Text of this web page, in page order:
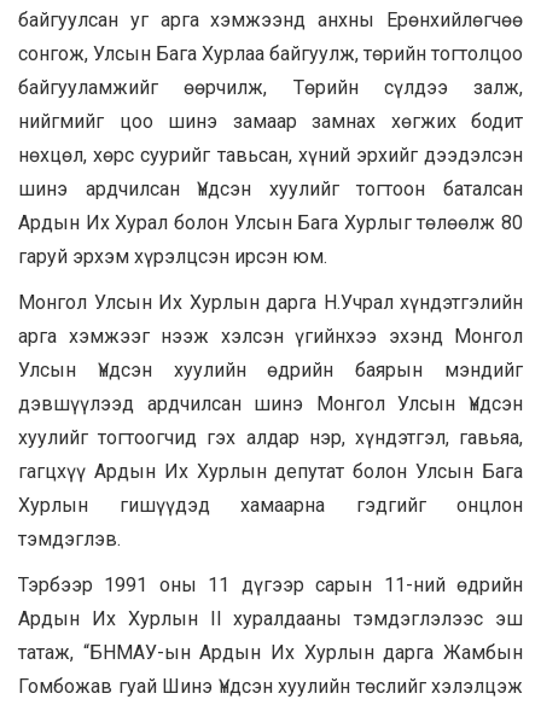
байгуулсан уг арга хэмжээнд анхны Ерөнхийлөгчөө
сонгож, Улсын Бага Хурлаа байгуулж, төрийн тогтолцоо
байгууламжийг өөрчилж, Төрийн сүлдээ залж,
нийгмийг цоо шинэ замаар замнах хөгжих бодит
нөхцөл, хөрс суурийг тавьсан, хүний эрхийг дээдэлсэн
шинэ ардчилсан Үндсэн хуулийг тогтоон баталсан
Ардын Их Хурал болон Улсын Бага Хурлыг төлөөлж 80
гаруй эрхэм хүрэлцсэн ирсэн юм.
Монгол Улсын Их Хурлын дарга Н.Учрал хүндэтгэлийн
арга хэмжээг нээж хэлсэн үгийнхээ эхэнд Монгол
Улсын Үндсэн хуулийн өдрийн баярын мэндийг
дэвшүүлээд ардчилсан шинэ Монгол Улсын Үндсэн
хуулийг тогтоогчид гэх алдар нэр, хүндэтгэл, гавьяа,
гагцхүү Ардын Их Хурлын депутат болон Улсын Бага
Хурлын гишүүдэд хамаарна гэдгийг онцлон
тэмдэглэв.
Тэрбээр 1991 оны 11 дүгээр сарын 11-ний өдрийн
Ардын Их Хурлын II хуралдааны тэмдэглэлээс эш
татаж, “БНМАУ-ын Ардын Их Хурлын дарга Жамбын
Гомбожав гуай Шинэ Үндсэн хуулийн төслийг хэлэлцэж